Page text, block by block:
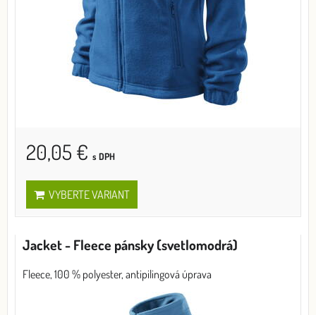
20,05 € s DPH
VYBERTE VARIANT
Jacket - Fleece pánsky (svetlomodrá)
Fleece, 100 % polyester, antipilingová úprava